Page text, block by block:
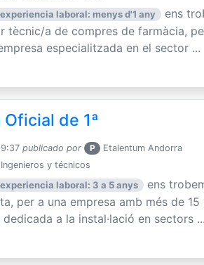
experiencia laboral: menys d'1 any
ens
tècnic/a de compres de farmàcia,
especialitzada en el sector ...
de 1ª
publicado por P Etalentum Andorra
Ingenieros y técnicos
experiencia laboral: 3 a 5 anys
ens
per a una empresa amb més de 15
dedicada a la instal·lació en sectors ...